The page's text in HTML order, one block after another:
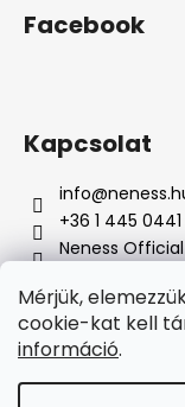
Mérjük,
cookie-kat kell
információ.
Facebook
Kapcsolat
info@
+36 1 445 0441
Neness Official